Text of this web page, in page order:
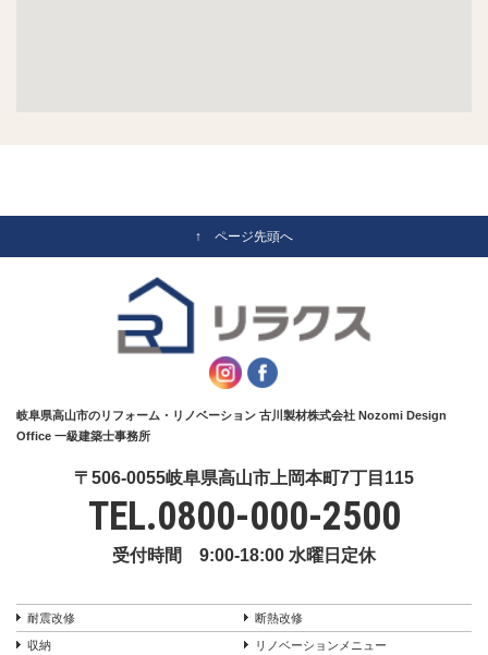
↑ ページ先頭へ
岐阜県高山市のリフォーム・リノベーション 古川製材株式会社 Nozomi Design
Office 一級建築士事務所
〒506-0055岐阜県高山市上岡本町7丁目115
TEL.0800-000-2500
受付時間 9:00-18:00 水曜日定休
耐震改修 断熱改修
収納 リノベーションメニュー